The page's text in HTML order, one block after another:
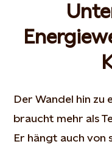
Der Wandel hin zu
braucht mehr als
Er hängt auch von